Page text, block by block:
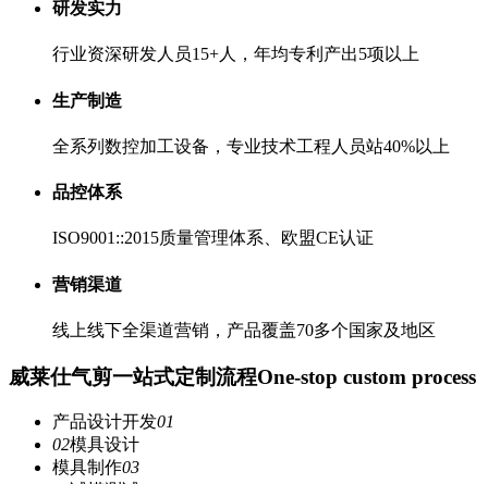
研发实力
行业资深研发人员15+人，年均专利产出5项以上
生产制造
全系列数控加工设备，专业技术工程人员站40%以上
品控体系
ISO9001::2015质量管理体系、欧盟CE认证
营销渠道
线上线下全渠道营销，产品覆盖70多个国家及地区
威莱仕气剪一站式定制流程One-stop custom process
产品设计开发01
02模具设计
模具制作03